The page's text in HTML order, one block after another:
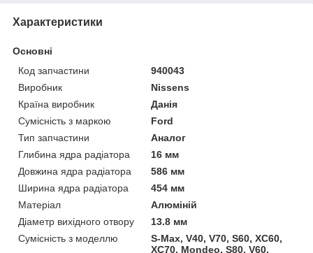
Характеристики
Основні
Код запчастини
940043
Виробник
Nissens
Країна виробник
Данія
Сумісність з маркою
Ford
Тип запчастини
Аналог
Глибина ядра радіатора
16 мм
Довжина ядра радіатора
586 мм
Ширина ядра радіатора
454 мм
Матеріал
Алюміній
Діаметр вихідного отвору
13.8 мм
Сумісність з моделлю
S-Max, V40, V70, S60, XC60,
XC70, Mondeo, S80, V60,